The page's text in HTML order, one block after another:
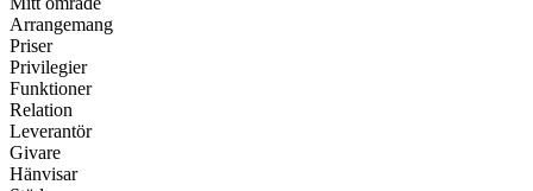
Arrangemang
Priser
Privilegier
Funktioner
Relation
Leverantör
Givare
Hänvisar